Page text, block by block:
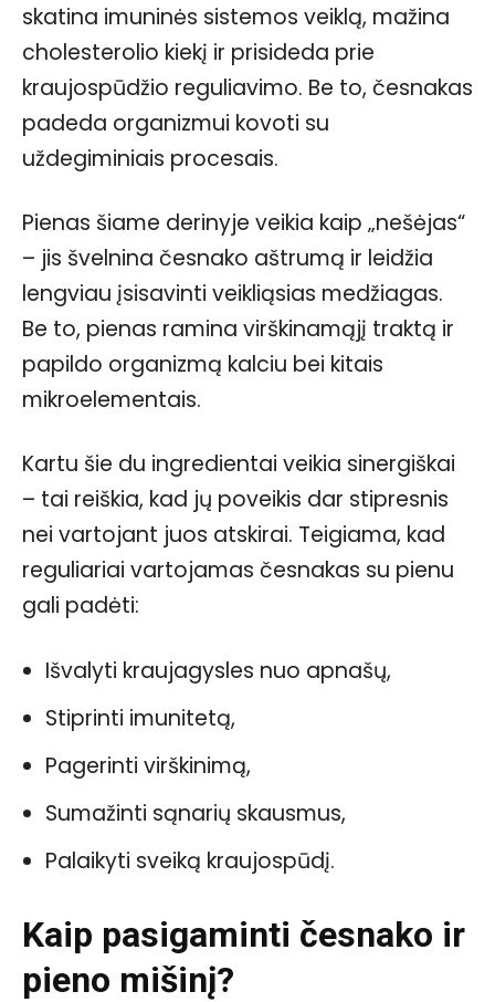
skatina imuninės sistemos veiklą, mažina
cholesterolio kiekį ir prisideda prie
kraujospūdžio reguliavimo. Be to, česnakas
padeda organizmui kovoti su
uždegiminiais procesais.
Pienas šiame derinyje veikia kaip „nešėjas“
– jis švelnina česnako aštrumą ir leidžia
lengviau įsisavinti veikliąsias medžiagas.
Be to, pienas ramina virškinamąjį traktą ir
papildo organizmą kalciu bei kitais
mikroelementais.
Kartu šie du ingredientai veikia sinergiškai
– tai reiškia, kad jų poveikis dar stipresnis
nei vartojant juos atskirai. Teigiama, kad
reguliariai vartojamas česnakas su pienu
gali padėti:
Išvalyti kraujagysles nuo apnašų,
Stiprinti imunitetą,
Pagerinti virškinimą,
Sumažinti sąnarių skausmus,
Palaikyti sveiką kraujospūdį.
Kaip pasigaminti česnako ir
pieno mišinį?